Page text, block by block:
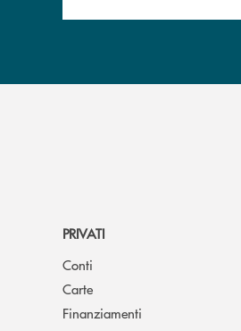
PRIVATI
Conti
Carte
Finanziamenti